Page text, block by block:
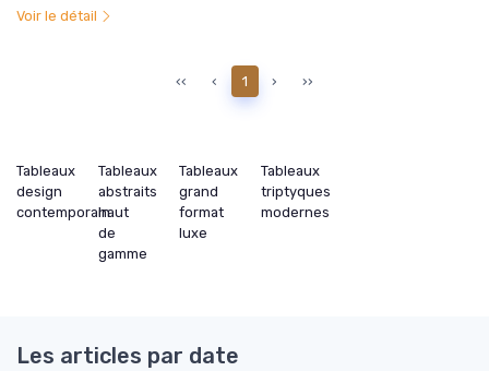
Voir le détail
‹‹ ‹ 1 › ››
Tableaux
design
contemporain
Tableaux
abstraits
haut
de
gamme
Tableaux
grand
format
luxe
Tableaux
triptyques
modernes
Les articles par date